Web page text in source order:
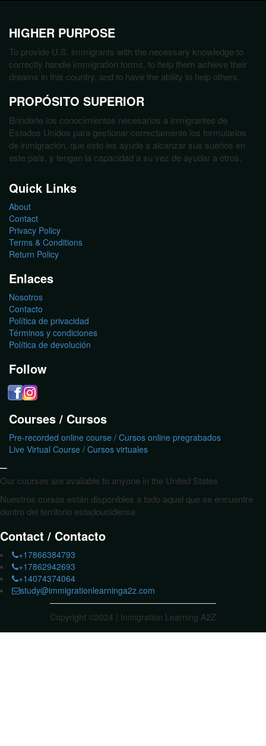
HIGHER PURPOSE
To provide U.S. immigrants with the necessary knowledge to
correctly handle immigration forms, to help them achieve their
dreams in this country, and to have the ability to help others.
PROPÓSITO SUPERIOR
Brindarle los conocimientos necesarios a inmigrantes de
Estados Unidos para gestionar correctamente los formularios
de inmigración, que esto les ayude a alcanzar sus sueños en
este país, y tengan la capacidad a su vez de ayudar a otros.
Quick Links
About
Contact
Privacy Policy
Terms & Conditions
Return Policy
Enlaces
Nosotros
Contacto
Política de privacidad
Términos y condiciones
Política de devolución
Follow
Courses / Cursos
Pre-recorded online course / Cursos online pregrabados
Live Virtual Course / Cursos virtuales
Our courses are available to anyone in the United States
Nuestros cursos están disponibles a todo aquel que se encuentre
dentro del territorio estadounidense
Contact / Contacto
+17866384793
+17862942693
+14074374064
study@immigrationlearninga2z.com
Copyright ©2024 | Inmigration Learning A2Z